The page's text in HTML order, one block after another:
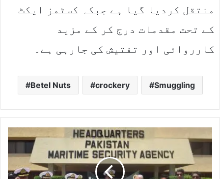
منتقل کردیا گیا ہے جبکہ کسٹمز ایکٹ
کے تحت مقدمات درج کر کے مزید
کارروائی اور تفتیش کی جارہی ہے۔
Betel Nuts crockery Smuggling